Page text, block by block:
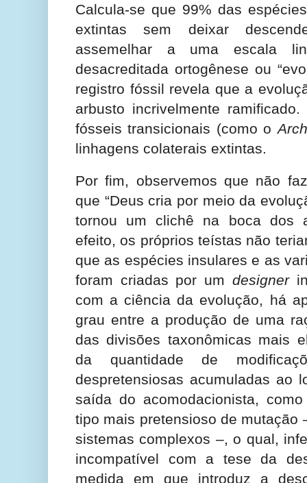
Calcula-se que 99% das
extintas sem deixar
assemelhar a uma escala
desacreditada ortogênese ou
registro fóssil revela que a
arbusto incrivelmente
fósseis transicionais (como o
linhagens colaterais extintas.
Por fim, observemos que não
que “Deus cria por meio da
tornou um clichê na boca dos
efeito, os próprios teístas não
que as espécies insulares e as
foram criadas por um designer
com a ciência da evolução, há
grau entre a produção de uma
das divisões taxonômicas mais
da quantidade de
despretensiosas acumuladas ao
saída do acomodacionista,
tipo mais pretensioso de mutação
sistemas complexos –, o qual,
incompatível com a tese da
medida em que introduz a